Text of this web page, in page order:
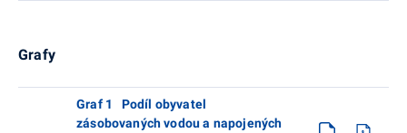
Grafy
Graf 1 Podíl obyvatel
zásobovaných vodou a napojených